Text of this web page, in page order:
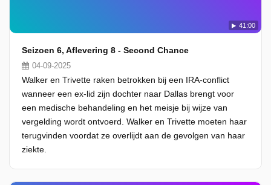
41:00
Seizoen 6, Aflevering 8 - Second Chance
04-09-2025
Walker en Trivette raken betrokken bij een IRA-conflict
wanneer een ex-lid zijn dochter naar Dallas brengt voor
een medische behandeling en het meisje bij wijze van
vergelding wordt ontvoerd. Walker en Trivette moeten haar
terugvinden voordat ze overlijdt aan de gevolgen van haar
ziekte.